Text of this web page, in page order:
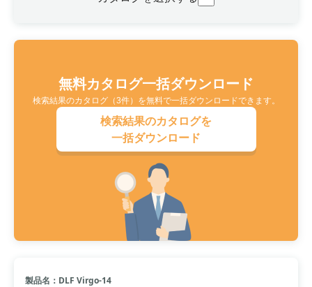
無料カタログ一括ダウンロード
検索結果のカタログ（3件）を無料で一括ダウンロードできます。
検索結果のカタログを
一括ダウンロード
製品名：DLF Virgo-14